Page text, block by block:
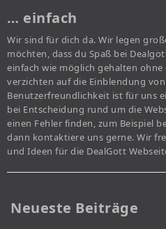
… einfach
Wir sind für dich da. Wir legen
möchten, dass du Spaß bei
einfach wie möglich gehalten ohne
verzichten auf die Einblendung
Benutzerfreundlichkeit ist für uns
bei Entscheidung rund um die
einen Fehler finden, zum Beispiel
dann kontaktiere uns gerne. Wir
und Ideen für die DealGott
Neueste Beiträge